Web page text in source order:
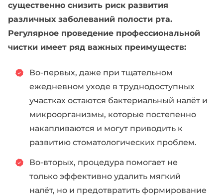
существенно снизить риск развития
различных заболеваний полости рта.
Регулярное проведение профессиональной
чистки имеет ряд важных преимуществ:
Во-первых, даже при тщательном
ежедневном уходе в труднодоступных
участках остаются бактериальный налёт и
микроорганизмы, которые постепенно
накапливаются и могут приводить к
развитию стоматологических проблем.
Во-вторых, процедура помогает не
только эффективно удалить мягкий
налёт, но и предотвратить формирование